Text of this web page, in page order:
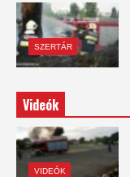
SZERTÁR
Videók
VIDEÓK